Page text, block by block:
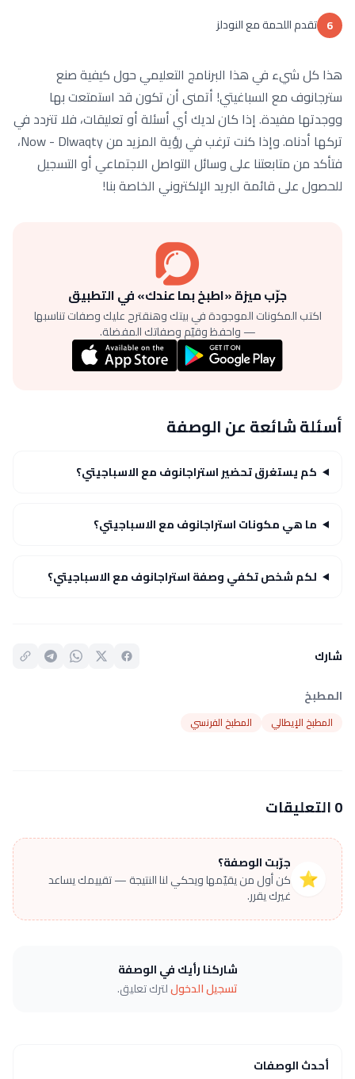
6 تقدم اللحمة مع النودلز
هذا كل شيء في هذا البرنامج التعليمي حول كيفية صنع
سترجانوف مع السباغيتي! أتمنى أن تكون قد استمتعت بها
ووجدتها مفيدة. إذا كان لديك أي أسئلة أو تعليقات، فلا تتردد في
تركها أدناه. وإذا كنت ترغب في رؤية المزيد من Now - Dlwaqty،
فتأكد من متابعتنا على وسائل التواصل الاجتماعي أو التسجيل
للحصول على قائمة البريد الإلكتروني الخاصة بنا!
جرّب ميزة «اطبخ بما عندك» في التطبيق
اكتب المكونات الموجودة في بيتك وهنقترح عليك وصفات تناسبها
— واحفظ وقيّم وصفاتك المفضلة.
أسئلة شائعة عن الوصفة
كم يستغرق تحضير استراجانوف مع الاسباجيتي؟
ما هي مكونات استراجانوف مع الاسباجيتي؟
لكم شخص تكفي وصفة استراجانوف مع الاسباجيتي؟
شارك
المطبخ
المطبخ الإيطالي المطبخ الفرنسي
0 التعليقات
⭐
جرّبت الوصفة؟
كن أول من يقيّمها ويحكي لنا النتيجة — تقييمك يساعد
غيرك يقرر.
شاركنا رأيك في الوصفة
تسجيل الدخوللترك تعليق.
أحدث الوصفات